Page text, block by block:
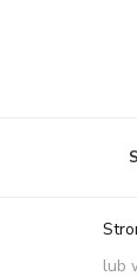
lub